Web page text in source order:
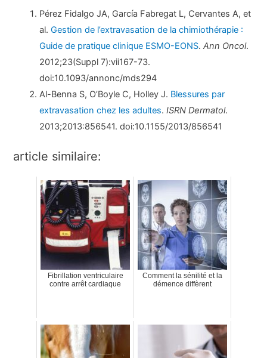
Pérez Fidalgo JA, García Fabregat L, Cervantes A, et
al.Gestion de l’extravasation de la chimiothérapie :
Guide de pratique clinique ESMO-EONS.Ann Oncol.
2012;23(Suppl 7):vii167-73.
doi:10.1093/annonc/mds294
Al-Benna S, O’Boyle C, Holley J. Blessures par
extravasation chez les adultes.ISRN Dermatol.
2013;2013:856541. doi:10.1155/2013/856541
article similaire:
Fibrillation ventriculaire
contre arrêt cardiaque
Comment la sénilité et la
démence diffèrent